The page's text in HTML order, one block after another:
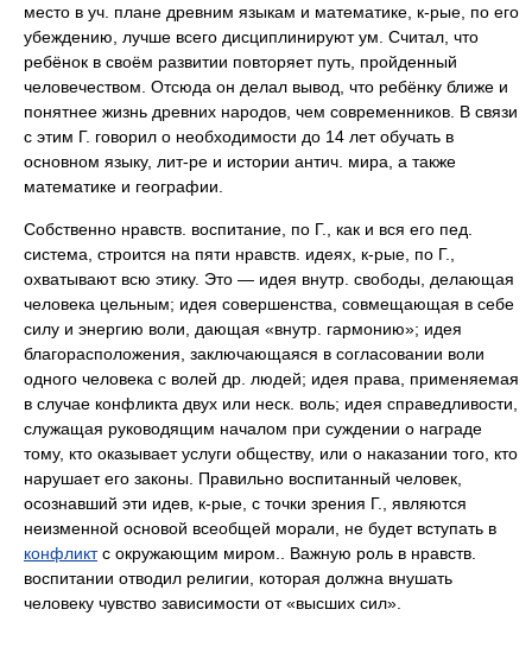
место в уч. плане древним языкам и математике, к-рые, по его
убеждению, лучше всего дисциплинируют ум. Считал, что
ребёнок в своём развитии повторяет путь, пройденный
человечеством. Отсюда он делал вывод, что ребёнку ближе и
понятнее жизнь древних народов, чем современников. В связи
с этим Г. говорил о необходимости до 14 лет обучать в
основном языку, лит-ре и истории антич. мира, а также
математике и географии.
Собственно нравств. воспитание, по Г., как и вся его пед.
система, строится на пяти нравств. идеях, к-рые, по Г.,
охватывают всю этику. Это — идея внутр. свободы, делающая
человека цельным; идея совершенства, совмещающая в себе
силу и энергию воли, дающая «внутр. гармонию»; идея
благорасположения, заключающаяся в согласовании воли
одного человека с волей др. людей; идея права, применяемая
в случае конфликта двух или неск. воль; идея справедливости,
служащая руководящим началом при суждении о награде
тому, кто оказывает услуги обществу, или о наказании того, кто
нарушает его законы. Правильно воспитанный человек,
осознавший эти идев, к-рые, с точки зрения Г., являются
неизменной основой всеобщей морали, не будет вступать в
конфликтс окружающим миром.. Важную роль в нравств.
воспитании отводил религии, которая должна внушать
человеку чувство зависимости от «высших сил».